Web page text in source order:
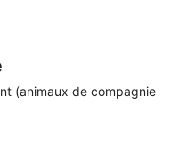
(animaux de compagnie